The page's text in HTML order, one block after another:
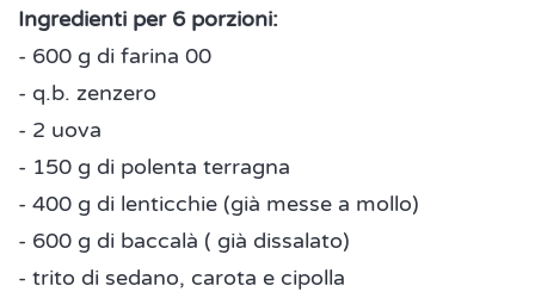
Ingredienti per 6 porzioni:
- 600 g di farina 00
- q.b. zenzero
- 2 uova
- 150 g di polenta terragna
- 400 g di lenticchie (già messe a mollo)
- 600 g di baccalà ( già dissalato)
- trito di sedano, carota e cipolla